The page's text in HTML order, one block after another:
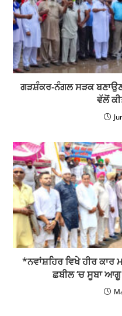
ਗੜਸ਼ੰਕਰ-ਨੰਗਲ ਸੜਕ
ਵੱਲੋਂ
*ਨਵਾਂਸ਼ਹਿਰ ਵਿਖੇ ਹੀਰ ਕਾਰ
ਛਬੀਲ ‘ਚ ਸੂਬਾ ਆਗੂ